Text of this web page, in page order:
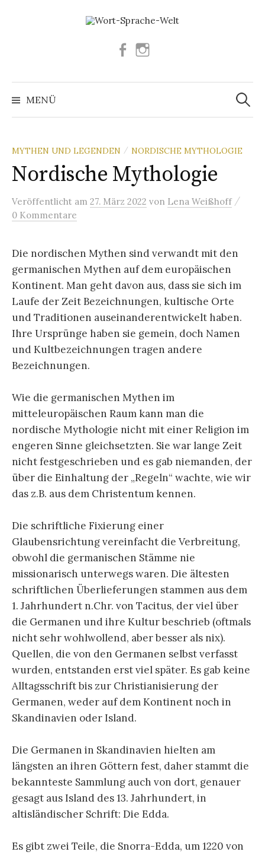
Facebook
MENÜ
Suchen
nach:
MYTHEN UND LEGENDEN / NORDISCHE MYTHOLOGIE
Nordische Mythologie
Veröffentlicht am 27. März 2022 von Lena Weißhoff /
0 Kommentare
Die nordischen Mythen sind verwandt mit den
germanischen Mythen auf dem europäischen
Kontinent. Man geht davon aus, dass sie sich im
Laufe der Zeit Bezeichnungen, kultische Orte
und Traditionen auseinanderentwickelt haben.
Ihre Ursprünge haben sie gemein, doch Namen
und Kultbezeichnungen tragen andere
Bezeichnungen.
Wie die germanischen Mythen im
mitteleuropäischen Raum kann man die
nordische Mythologie nicht mit einer Religion im
engeren Sinne gleichsetzten. Sie war lange Zeit
nicht festgeschrieben und es gab niemanden, der
über die Einhaltung der „Regeln“ wachte, wie wir
das z.B. aus dem Christentum kennen.
Die schriftliche Fixierung einer
Glaubensrichtung vereinfacht die Verbreitung,
obwohl die germanischen Stämme nie
missionarisch unterwegs waren. Die ältesten
schriftlichen Überlieferungen stammen aus dem
1. Jahrhundert n.Chr. von Tacitus, der viel über
die Germanen und ihre Kultur beschrieb (oftmals
nicht sehr wohlwollend, aber besser als nix).
Quellen, die von den Germanen selbst verfasst
wurden, entstanden erst viel später. Es gab keine
Alltagsschrift bis zur Christianisierung der
Germanen, weder auf dem Kontinent noch in
Skandinavien oder Island.
Die Germanen in Skandinavien hielten am
längsten an ihren Göttern fest, daher stammt die
bekannteste Sammlung auch von dort, genauer
gesagt aus Island des 13. Jahrhundert, in
altisländischer Schrift: Die Edda.
Es gibt zwei Teile, die Snorra-Edda, um 1220 von